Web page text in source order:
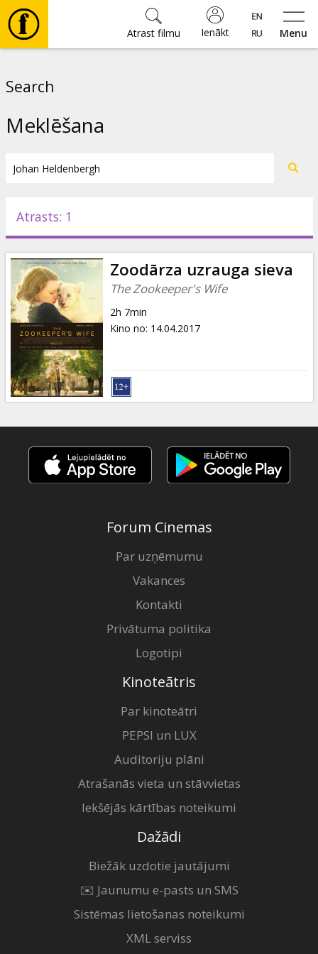
Menu
Ienākt
Atrast filmu
Pasākumi
Ziņas
Dāvanu
kartes
Uzkodas
B2B
Kino
Klubs
Search
Meklēšana
Atrasts: 1
Zoodārza uzrauga sieva
The Zookeeper's Wife
2h 7min
Kino no: 14.04.2017
Forum Cinemas
Par uzņēmumu
Vakances
Kontakti
Privātuma politika
Logotipi
Kinoteātris
Par kinoteātri
PEPSI un LUX
Auditoriju plāni
Atrašanās vieta un stāvvietas
Iekšējās kārtības noteikumi
Dažādi
Biežāk uzdotie jautājumi
✉️ Jaunumu e-pasts un SMS
Sistēmas lietošanas noteikumi
XML serviss